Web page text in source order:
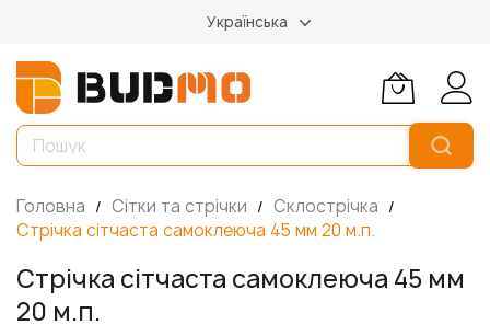
Українська
Головна Сітки та стрічки
Склострічка
Стрічка сітчаста самоклеюча 45 мм 20 м.п.
Стрічка сітчаста самоклеюча 45 мм
20 м.п.